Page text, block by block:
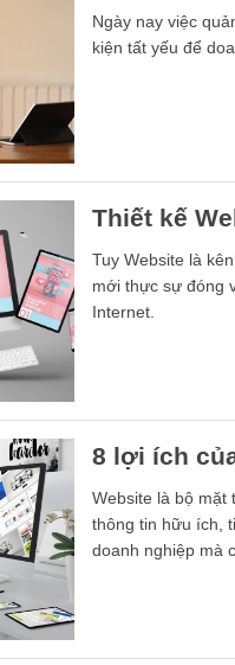
Ngày nay việc
kiện tất yếu để
Thiết kế
Tuy Website là
mới thực sự đóng
Internet.
8 lợi ích
Website là bộ mặt
thông tin hữu ích,
doanh nghiệp mà